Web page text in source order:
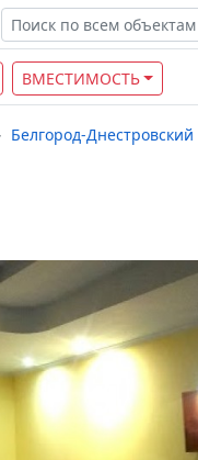
ВМЕСТИМОСТЬ
Белгород-Днестровский